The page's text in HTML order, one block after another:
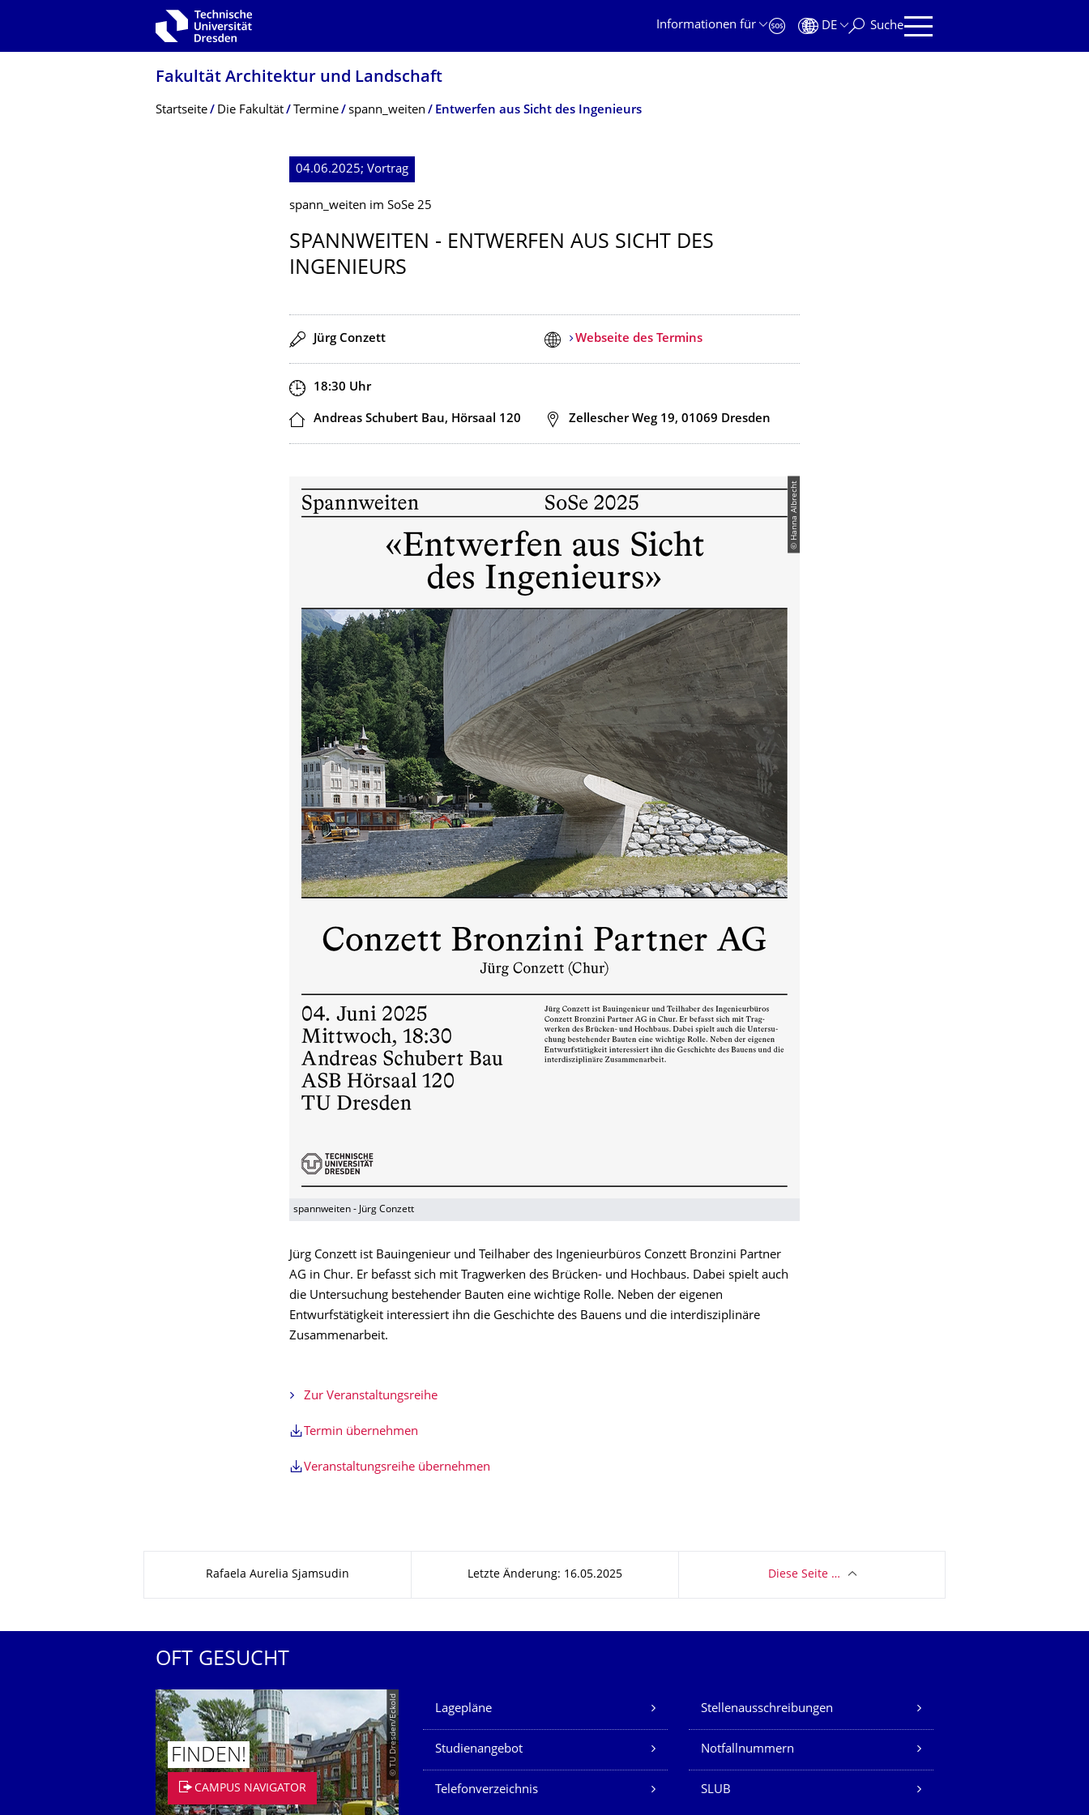
Zur Hauptnavigation springen
Informationen für
DE Suche
Fakultät Architektur und Landschaft
Breadcrumb-Menü
Startseite Die Fakultät Termine spann_weiten Entwerfen aus Sicht des Ingenieurs
04.06.2025; Vortrag
spann_weiten im SoSe 25
SPANNWEITEN - ENTWERFEN AUS SICHT DES
INGENIEURS
Redner
Jürg Conzett Webseite des Termins
Zeit
18:30 Uhr
Ort
Andreas Schubert Bau, Hörsaal 120 Adresse
Zellescher Weg 19, 01069 Dresden
© Hanna Albrecht
spannweiten - Jürg Conzett
Jürg Conzett ist Bauingenieur und Teilhaber des Ingenieurbüros Conzett Bronzini Partner
AG in Chur. Er befasst sich mit Tragwerken des Brücken- und Hochbaus. Dabei spielt auch
die Untersuchung bestehender Bauten eine wichtige Rolle. Neben der eigenen
Entwurfstätigkeit interessiert ihn die Geschichte des Bauens und die interdisziplinäre
Zusammenarbeit.
Zur Veranstaltungsreihe
Termin übernehmen
Veranstaltungsreihe übernehmen
Rafaela Aurelia Sjamsudin Letzte Änderung: 16.05.2025 Diese Seite …
OFT GESUCHT
© TU Dresden/Eckold
FINDEN!
CAMPUS NAVIGATOR
Unsere Dienste
Lagepläne Stellenausschreibungen
Studienangebot Notfallnummern
Telefonverzeichnis SLUB